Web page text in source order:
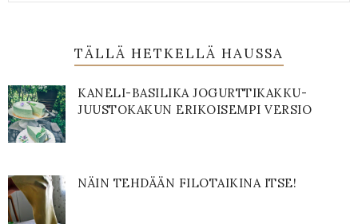
TÄLLÄ HETKELLÄ HAUSSA
KANELI-BASILIKA JOGURTTIKAKKU-
JUUSTOKAKUN ERIKOISEMPI VERSIO
NÄIN TEHDÄÄN FILOTAIKINA ITSE!